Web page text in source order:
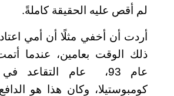
لم أقص عليه الحقيقة كاملةً.
أردت أن أخفي مثلًا أن أمي
ذلك الوقت بعامين، عندما
عام 93، عام التقاعد
كومبوستيلا، وكان هذا هو